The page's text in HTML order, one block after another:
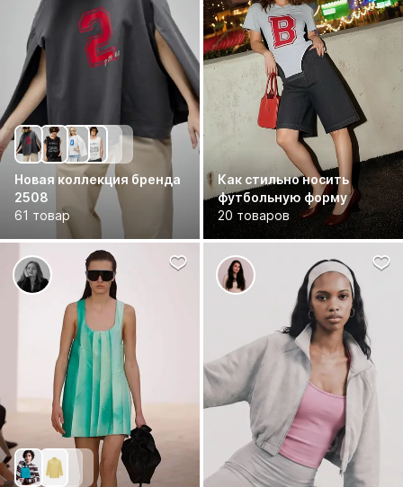
Новая коллекция бренда
2508
61 товар
Как стильно носить
футбольную форму
20 товаров